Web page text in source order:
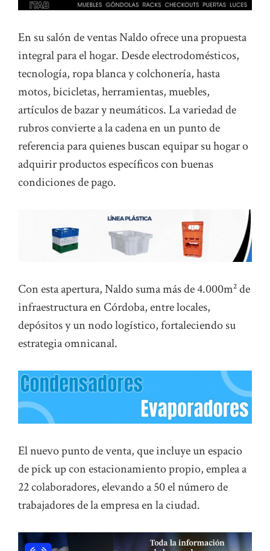
En su salón de ventas Naldo ofrece una propuesta
integral para el hogar. Desde electrodomésticos,
tecnología, ropa blanca y colchonería, hasta
motos, bicicletas, herramientas, muebles,
artículos de bazar y neumáticos. La variedad de
rubros convierte a la cadena en un punto de
referencia para quienes buscan equipar su hogar o
adquirir productos específicos con buenas
condiciones de pago.
Con esta apertura, Naldo suma más de 4.000m² de
infraestructura en Córdoba, entre locales,
depósitos y un nodo logístico, fortaleciendo su
estrategia omnicanal.
El nuevo punto de venta, que incluye un espacio
de pick up con estacionamiento propio, emplea a
22 colaboradores, elevando a 50 el número de
trabajadores de la empresa en la ciudad.